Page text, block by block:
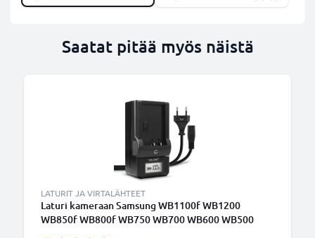
Saatat pitää myös näistä
LATURIT JA VIRTALÄHTEET
Laturi kameraan Samsung WB1100f WB1200
WB850f WB800f WB750 WB700 WB600 WB500